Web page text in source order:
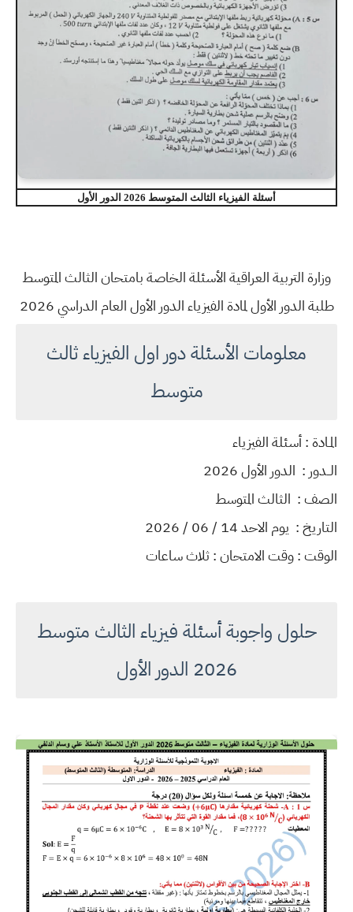
أسئلة الفيزياء الثالث المتوسط 2026 الدور الأول
وزارة التربية العراقية الأسئلة الخاصة بامتحان الثالث المتوسط
طلبة الدور الأول لمادة الفيزياء الدور الأول العام الدراسي 2026
معلومات الأسئلة دور اول الفيزياء ثالث
متوسط
المـادة : أسئلة الفيزياء
الــدور : الدور الأول 2026
الصف : الثالث المتوسط
التاريخ : يوم الاحد 14 / 06 / 2026
الوقت : وقت الامتحان : ثلاث ساعات
حلول واجوبة أسئلة فيزياء الثالث متوسط
2026 الدور الأول